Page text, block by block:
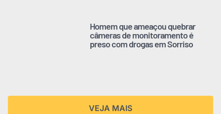
Homem que ameaçou quebrar
câmeras de monitoramento é
preso com drogas em Sorriso
VEJA MAIS